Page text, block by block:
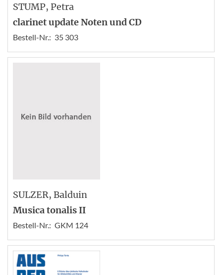
STUMP, Petra
clarinet update Noten und CD
Bestell-Nr.: 35 303
SULZER, Balduin
Musica tonalis II
Bestell-Nr.: GKM 124